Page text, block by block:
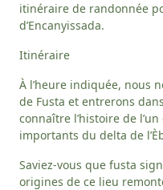
itinéraire de randonnée
d’Encanyissada.
Itinéraire
À l’heure indiquée, nous
de Fusta et entrerons
connaître l’histoire de
importants du delta de
Saviez-vous que fusta
origines de ce lieu